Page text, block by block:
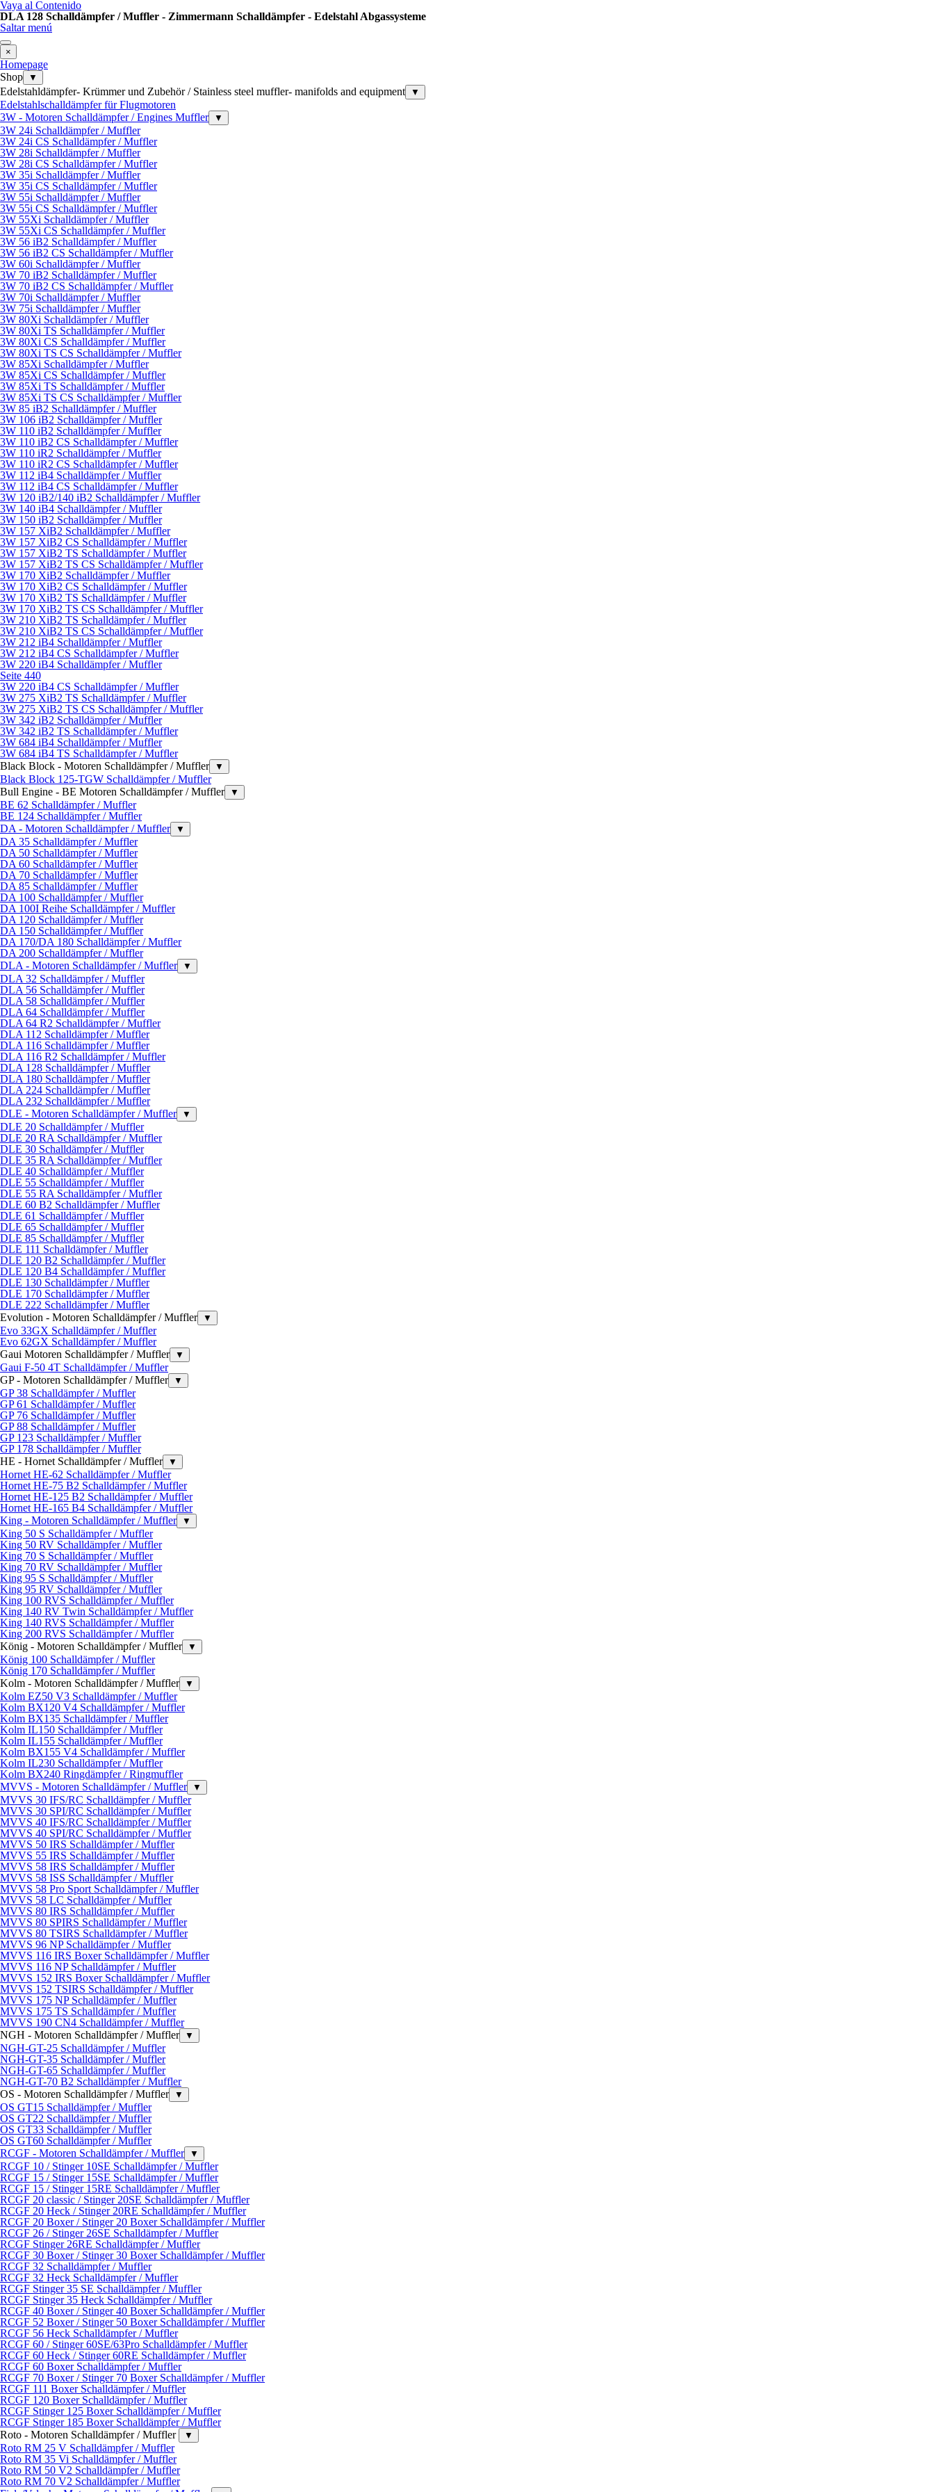
Vaya al Contenido
DLA 128 Schalldämpfer / Muffler - Zimmermann Schalldämpfer - Edelstahl Abgassysteme
Saltar menú
×
Homepage
Shop
▼
Edelstahldämpfer- Krümmer und Zubehör / Stainless steel muffler- manifolds and equipment ▼
Edelstahlschalldämpfer für Flugmotoren
3W - Motoren Schalldämpfer / Engines Muffler
▼
3W 24i Schalldämpfer / Muffler
3W 24i CS Schalldämpfer / Muffler
3W 28i Schalldämpfer / Muffler
3W 28i CS Schalldämpfer / Muffler
3W 35i Schalldämpfer / Muffler
3W 35i CS Schalldämpfer / Muffler
3W 55i Schalldämpfer / Muffler
3W 55i CS Schalldämpfer / Muffler
3W 55Xi Schalldämpfer / Muffler
3W 55Xi CS Schalldämpfer / Muffler
3W 56 iB2 Schalldämpfer / Muffler
3W 56 iB2 CS Schalldämpfer / Muffler
3W 60i Schalldämpfer / Muffler
3W 70 iB2 Schalldämpfer / Muffler
3W 70 iB2 CS Schalldämpfer / Muffler
3W 70i Schalldämpfer / Muffler
3W 75i Schalldämpfer / Muffler
3W 80Xi Schalldämpfer / Muffler
3W 80Xi TS Schalldämpfer / Muffler
3W 80Xi CS Schalldämpfer / Muffler
3W 80Xi TS CS Schalldämpfer / Muffler
3W 85Xi Schalldämpfer / Muffler
3W 85Xi CS Schalldämpfer / Muffler
3W 85Xi TS Schalldämpfer / Muffler
3W 85Xi TS CS Schalldämpfer / Muffler
3W 85 iB2 Schalldämpfer / Muffler
3W 106 iB2 Schalldämpfer / Muffler
3W 110 iB2 Schalldämpfer / Muffler
3W 110 iB2 CS Schalldämpfer / Muffler
3W 110 iR2 Schalldämpfer / Muffler
3W 110 iR2 CS Schalldämpfer / Muffler
3W 112 iB4 Schalldämpfer / Muffler
3W 112 iB4 CS Schalldämpfer / Muffler
3W 120 iB2/140 iB2 Schalldämpfer / Muffler
3W 140 iB4 Schalldämpfer / Muffler
3W 150 iB2 Schalldämpfer / Muffler
3W 157 XiB2 Schalldämpfer / Muffler
3W 157 XiB2 CS Schalldämpfer / Muffler
3W 157 XiB2 TS Schalldämpfer / Muffler
3W 157 XiB2 TS CS Schalldämpfer / Muffler
3W 170 XiB2 Schalldämpfer / Muffler
3W 170 XiB2 CS Schalldämpfer / Muffler
3W 170 XiB2 TS Schalldämpfer / Muffler
3W 170 XiB2 TS CS Schalldämpfer / Muffler
3W 210 XiB2 TS Schalldämpfer / Muffler
3W 210 XiB2 TS CS Schalldämpfer / Muffler
3W 212 iB4 Schalldämpfer / Muffler
3W 212 iB4 CS Schalldämpfer / Muffler
3W 220 iB4 Schalldämpfer / Muffler
Seite 440
3W 220 iB4 CS Schalldämpfer / Muffler
3W 275 XiB2 TS Schalldämpfer / Muffler
3W 275 XiB2 TS CS Schalldämpfer / Muffler
3W 342 iB2 Schalldämpfer / Muffler
3W 342 iB2 TS Schalldämpfer / Muffler
3W 684 iB4 Schalldämpfer / Muffler
3W 684 iB4 TS Schalldämpfer / Muffler
Black Block - Motoren Schalldämpfer / Muffler
▼
Black Block 125-TGW Schalldämpfer / Muffler
Bull Engine - BE Motoren Schalldämpfer / Muffler
▼
BE 62 Schalldämpfer / Muffler
BE 124 Schalldämpfer / Muffler
DA - Motoren Schalldämpfer / Muffler
▼
DA 35 Schalldämpfer / Muffler
DA 50 Schalldämpfer / Muffler
DA 60 Schalldämpfer / Muffler
DA 70 Schalldämpfer / Muffler
DA 85 Schalldämpfer / Muffler
DA 100 Schalldämpfer / Muffler
DA 100I Reihe Schalldämpfer / Muffler
DA 120 Schalldämpfer / Muffler
DA 150 Schalldämpfer / Muffler
DA 170/DA 180 Schalldämpfer / Muffler
DA 200 Schalldämpfer / Muffler
DLA - Motoren Schalldämpfer / Muffler
▼
DLA 32 Schalldämpfer / Muffler
DLA 56 Schalldämpfer / Muffler
DLA 58 Schalldämpfer / Muffler
DLA 64 Schalldämpfer / Muffler
DLA 64 R2 Schalldämpfer / Muffler
DLA 112 Schalldämpfer / Muffler
DLA 116 Schalldämpfer / Muffler
DLA 116 R2 Schalldämpfer / Muffler
DLA 128 Schalldämpfer / Muffler
DLA 180 Schalldämpfer / Muffler
DLA 224 Schalldämpfer / Muffler
DLA 232 Schalldämpfer / Muffler
DLE - Motoren Schalldämpfer / Muffler
▼
DLE 20 Schalldämpfer / Muffler
DLE 20 RA Schalldämpfer / Muffler
DLE 30 Schalldämpfer / Muffler
DLE 35 RA Schalldämpfer / Muffler
DLE 40 Schalldämpfer / Muffler
DLE 55 Schalldämpfer / Muffler
DLE 55 RA Schalldämpfer / Muffler
DLE 60 B2 Schalldämpfer / Muffler
DLE 61 Schalldämpfer / Muffler
DLE 65 Schalldämpfer / Muffler
DLE 85 Schalldämpfer / Muffler
DLE 111 Schalldämpfer / Muffler
DLE 120 B2 Schalldämpfer / Muffler
DLE 120 B4 Schalldämpfer / Muffler
DLE 130 Schalldämpfer / Muffler
DLE 170 Schalldämpfer / Muffler
DLE 222 Schalldämpfer / Muffler
Evolution - Motoren Schalldämpfer / Muffler
▼
Evo 33GX Schalldämpfer / Muffler
Evo 62GX Schalldämpfer / Muffler
Gaui Motoren Schalldämpfer / Muffler
▼
Gaui F-50 4T Schalldämpfer / Muffler
GP - Motoren Schalldämpfer / Muffler
▼
GP 38 Schalldämpfer / Muffler
GP 61 Schalldämpfer / Muffler
GP 76 Schalldämpfer / Muffler
GP 88 Schalldämpfer / Muffler
GP 123 Schalldämpfer / Muffler
GP 178 Schalldämpfer / Muffler
HE - Hornet Schalldämpfer / Muffler
▼
Hornet HE-62 Schalldämpfer / Muffler
Hornet HE-75 B2 Schalldämpfer / Muffler
Hornet HE-125 B2 Schalldämpfer / Muffler
Hornet HE-165 B4 Schalldämpfer / Muffler
King - Motoren Schalldämpfer / Muffler
▼
King 50 S Schalldämpfer / Muffler
King 50 RV Schalldämpfer / Muffler
King 70 S Schalldämpfer / Muffler
King 70 RV Schalldämpfer / Muffler
King 95 S Schalldämpfer / Muffler
King 95 RV Schalldämpfer / Muffler
King 100 RVS Schalldämpfer / Muffler
King 140 RV Twin Schalldämpfer / Muffler
King 140 RVS Schalldämpfer / Muffler
King 200 RVS Schalldämpfer / Muffler
König - Motoren Schalldämpfer / Muffler
▼
König 100 Schalldämpfer / Muffler
König 170 Schalldämpfer / Muffler
Kolm - Motoren Schalldämpfer / Muffler
▼
Kolm EZ50 V3 Schalldämpfer / Muffler
Kolm BX120 V4 Schalldämpfer / Muffler
Kolm BX135 Schalldämpfer / Muffler
Kolm IL150 Schalldämpfer / Muffler
Kolm IL155 Schalldämpfer / Muffler
Kolm BX155 V4 Schalldämpfer / Muffler
Kolm IL230 Schalldämpfer / Muffler
Kolm BX240 Ringdämpfer / Ringmuffler
MVVS - Motoren Schalldämpfer / Muffler
▼
MVVS 30 IFS/RC Schalldämpfer / Muffler
MVVS 30 SPI/RC Schalldämpfer / Muffler
MVVS 40 IFS/RC Schalldämpfer / Muffler
MVVS 40 SPI/RC Schalldämpfer / Muffler
MVVS 50 IRS Schalldämpfer / Muffler
MVVS 55 IRS Schalldämpfer / Muffler
MVVS 58 IRS Schalldämpfer / Muffler
MVVS 58 ISS Schalldämpfer / Muffler
MVVS 58 Pro Sport Schalldämpfer / Muffler
MVVS 58 LC Schalldämpfer / Muffler
MVVS 80 IRS Schalldämpfer / Muffler
MVVS 80 SPIRS Schalldämpfer / Muffler
MVVS 80 TSIRS Schalldämpfer / Muffler
MVVS 96 NP Schalldämpfer / Muffler
MVVS 116 IRS Boxer Schalldämpfer / Muffler
MVVS 116 NP Schalldämpfer / Muffler
MVVS 152 IRS Boxer Schalldämpfer / Muffler
MVVS 152 TSIRS Schalldämpfer / Muffler
MVVS 175 NP Schalldämpfer / Muffler
MVVS 175 TS Schalldämpfer / Muffler
MVVS 190 CN4 Schalldämpfer / Muffler
NGH - Motoren Schalldämpfer / Muffler
▼
NGH-GT-25 Schalldämpfer / Muffler
NGH-GT-35 Schalldämpfer / Muffler
NGH-GT-65 Schalldämpfer / Muffler
NGH-GT-70 B2 Schalldämpfer / Muffler
OS - Motoren Schalldämpfer / Muffler
▼
OS GT15 Schalldämpfer / Muffler
OS GT22 Schalldämpfer / Muffler
OS GT33 Schalldämpfer / Muffler
OS GT60 Schalldämpfer / Muffler
RCGF - Motoren Schalldämpfer / Muffler
▼
RCGF 10 / Stinger 10SE Schalldämpfer / Muffler
RCGF 15 / Stinger 15SE Schalldämpfer / Muffler
RCGF 15 / Stinger 15RE Schalldämpfer / Muffler
RCGF 20 classic / Stinger 20SE Schalldämpfer / Muffler
RCGF 20 Heck / Stinger 20RE Schalldämpfer / Muffler
RCGF 20 Boxer / Stinger 20 Boxer Schalldämpfer / Muffler
RCGF 26 / Stinger 26SE Schalldämpfer / Muffler
RCGF Stinger 26RE Schalldämpfer / Muffler
RCGF 30 Boxer / Stinger 30 Boxer Schalldämpfer / Muffler
RCGF 32 Schalldämpfer / Muffler
RCGF 32 Heck Schalldämpfer / Muffler
RCGF Stinger 35 SE Schalldämpfer / Muffler
RCGF Stinger 35 Heck Schalldämpfer / Muffler
RCGF 40 Boxer / Stinger 40 Boxer Schalldämpfer / Muffler
RCGF 52 Boxer / Stinger 50 Boxer Schalldämpfer / Muffler
RCGF 56 Heck Schalldämpfer / Muffler
RCGF 60 / Stinger 60SE/63Pro Schalldämpfer / Muffler
RCGF 60 Heck / Stinger 60RE Schalldämpfer / Muffler
RCGF 60 Boxer Schalldämpfer / Muffler
RCGF 70 Boxer / Stinger 70 Boxer Schalldämpfer / Muffler
RCGF 111 Boxer Schalldämpfer / Muffler
RCGF 120 Boxer Schalldämpfer / Muffler
RCGF Stinger 125 Boxer Schalldämpfer / Muffler
RCGF Stinger 185 Boxer Schalldämpfer / Muffler
Roto - Motoren Schalldämpfer / Muffler
▼
Roto RM 25 V Schalldämpfer / Muffler
Roto RM 35 Vi Schalldämpfer / Muffler
Roto RM 50 V2 Schalldämpfer / Muffler
Roto RM 70 V2 Schalldämpfer / Muffler